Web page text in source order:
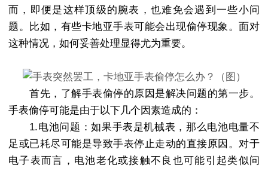
而，即便是这样顶级的腕表，也难免会遇到一些小问
题。比如，有些卡地亚手表可能会出现偷停现象。面对
这种情况，如何妥善处理显得尤为重要。
首先，了解手表偷停的原因是解决问题的第一步。
手表偷停可能是由于以下几个因素造成的：
1.电池问题：如果手表是机械表，那么电池电量不
足或已耗尽可能是导致手表停止走动的直接原因。对于
电子表而言，电池老化或接触不良也可能引起类似问